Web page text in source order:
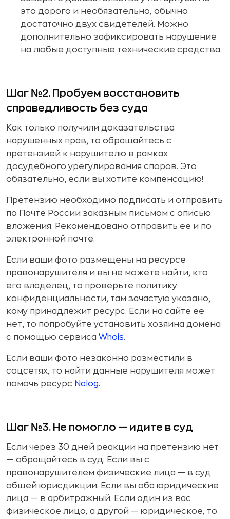
это дорого и необязательно, обычно
достаточно двух свидетелей. Можно
дополнительно зафиксировать нарушение
на любые доступные технические средства.
Шаг №2. Пробуем восстановить
справедливость без суда
Как только получили доказательства
нарушенных прав, то обращайтесь с
претензией к нарушителю в рамках
досудебного урегулирования споров. Это
обязательно, если вы хотите компенсацию!
Претензию необходимо подписать и отправить
по Почте России заказным письмом с описью
вложения. Рекомендовано отправить ее и по
электронной почте.
Если ваши фото размещены на ресурсе
правонарушителя и вы не можете найти, кто
его владелец, то проверьте политику
конфиденциальности, там зачастую указано,
кому принадлежит ресурс. Если на сайте ее
нет, то попробуйте установить хозяина домена
с помощью сервиса Whois.
Если ваши фото незаконно разместили в
соцсетях, то найти данные нарушителя может
помочь ресурс Nalog.
Шаг №3. Не помогло — идите в суд
Если через 30 дней реакции на претензию нет
— обращайтесь в суд. Если вы с
правонарушителем физические лица — в суд
общей юрисдикции. Если вы оба юридические
лица — в арбитражный. Если один из вас
физическое лицо, а другой — юридическое, то